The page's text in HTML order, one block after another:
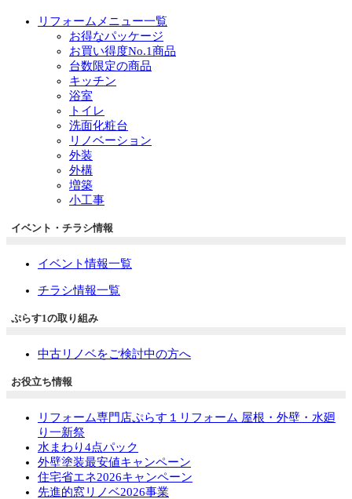
リフォームメニュー一覧
お得なパッケージ
お買い得度No.1商品
台数限定の商品
キッチン
浴室
トイレ
洗面化粧台
リノベーション
外装
外構
増築
小工事
イベント・チラシ情報
イベント情報一覧
チラシ情報一覧
ぷらす1の取り組み
中古リノベをご検討中の方へ
お役立ち情報
リフォーム専門店ぷらす１リフォーム 屋根・外壁・水廻
り一新祭
水まわり4点パック
外壁塗装最安値キャンペーン
住宅省エネ2026キャンペーン
先進的窓リノベ2026事業